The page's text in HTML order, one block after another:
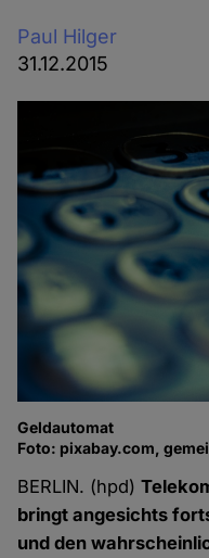
Paul Hilger
31.12.2015
Geldautomat
Foto: pixabay.com,
BERLIN. (hpd)
bringt angesichts
und den